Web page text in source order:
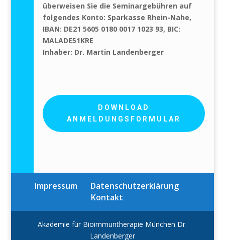
überweisen Sie die Seminargebühren auf
folgendes Konto: Sparkasse Rhein-Nahe,
IBAN: DE21 5605 0180 0017 1023 93, BIC:
MALADE51KRE
Inhaber: Dr. Martin Landenberger
DOWNLOAD
ANMELDUNGSFORMULAR
Impressum
Datenschutzerklärung
Kontakt
Akademie für Bioimmuntherapie München Dr.
Landenberger